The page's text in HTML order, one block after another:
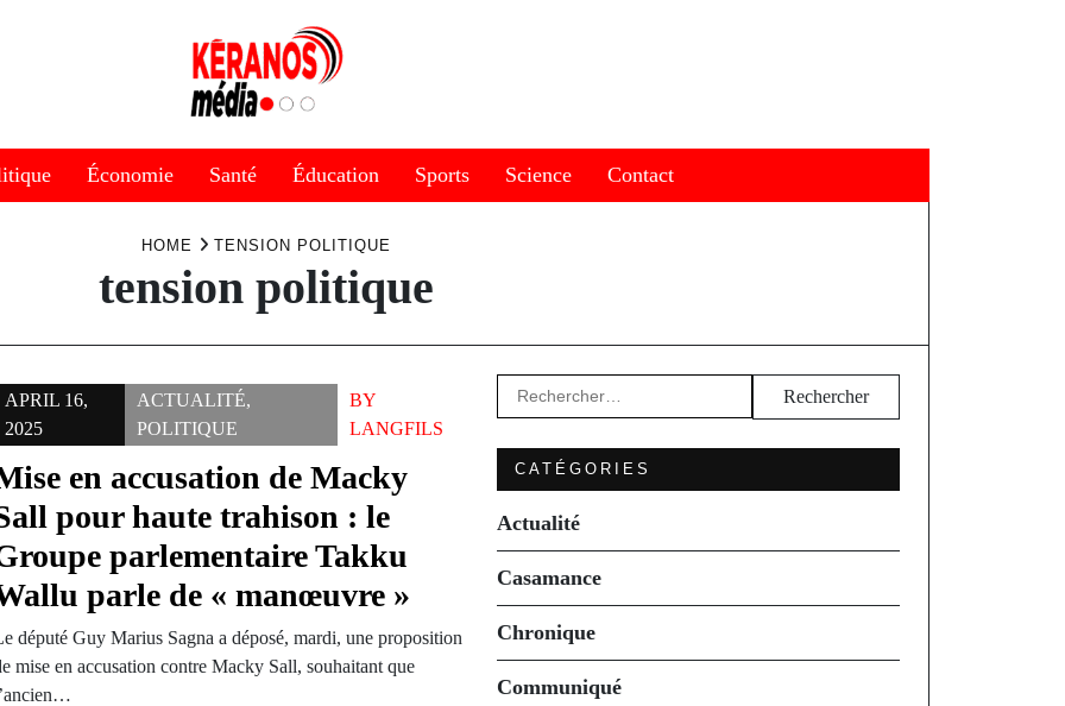
Économie Santé Éducation Sports Science Contact
HOME TENSION POLITIQUE
tension politique
APRIL 16,
2025
ACTUALITÉ,
POLITIQUE
BY
LANGFILS
en accusation de Macky
pour haute trahison : le
parlementaire Takku
parle de « manœuvre »
député Guy Marius Sagna a déposé, mardi, une proposition
mise en accusation contre Macky Sall, souhaitant que
Rechercher :
CATÉGORIES
Actualité
Casamance
Chronique
Communiqué